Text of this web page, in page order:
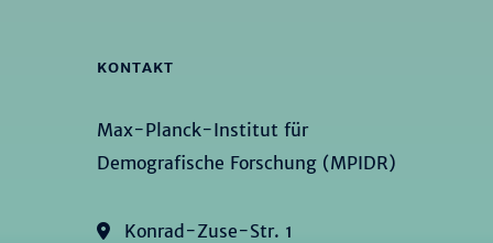
KONTAKT
Max-Planck-Institut für
Demografische Forschung (MPIDR)
Konrad-Zuse-Str. 1